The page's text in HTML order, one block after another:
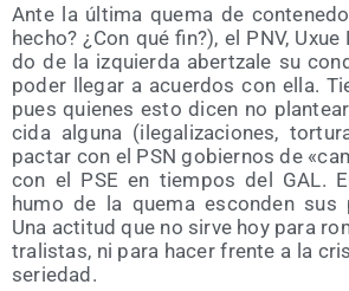
Ante la últi­ma que­ma de
hecho? ¿Con qué fin?), el PNV,
do de la izquier­da aber­tza­le su
poder lle­gar a acuer­dos con ella.
pues quie­nes esto dicen no
ci­da algu­na (ile­ga­li­za­cio­nes,
pac­tar con el PSN gobier­nos de
con el PSE en tiem­pos del GAL.
humo de la que­ma escon­den sus
Una acti­tud que no sir­ve hoy para
tra­lis­tas, ni para hacer fren­te a la
seriedad.